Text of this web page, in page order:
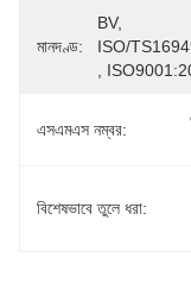
মানদণ্ড:
BV,
ISO/
,
এসএমএস নম্বর:
বিশেষভাবে তুলে ধরা: